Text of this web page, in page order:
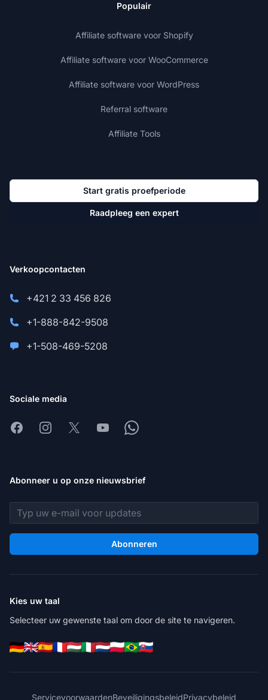
Populair
Affiliate software voor Shopify
Affiliate software voor WooCommerce
Affiliate software voor WordPress
Referral software
Affiliate Tools
Start gratis proefperiode
Raadpleeg een expert
Verkoopcontacten
+421 2 33 456 826
+1-888-842-9508
+1-508-469-5208
Sociale media
FacebookInstagram
X YoutubeWhatsapp
Abonneer u op onze nieuwsbrief
E-mailadres
Abonneren
Kies uw taal
Selecteer uw gewenste taal om door de site te navigeren.
ServicevoorwaardenBeveiligingsbeleidPrivacybeleid